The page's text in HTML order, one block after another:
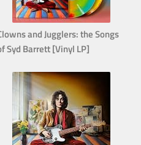
and Jugglers: the Songs
Syd Barrett [Vinyl LP]